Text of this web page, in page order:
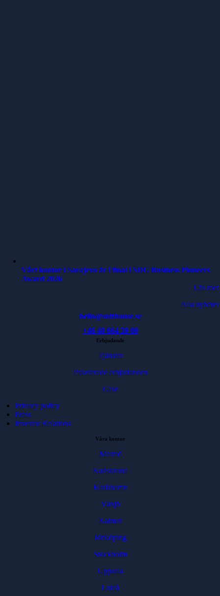
Vårt kontor i Sarajevo är i final i SDG Business Pioneers
Award 2026
Läs mer
Alla nyheter
hello@softhouse.se
+46 40 664 39 00
Erbjudande
Tjänster
Paketerade erbjudanden
Case
Privacy policy
Press
Investor Relations
Våra kontor
Malmö
Karlskrona
Karlshamn
Växjö
Kalmar
Jönköping
Stockholm
Uppsala
Luleå